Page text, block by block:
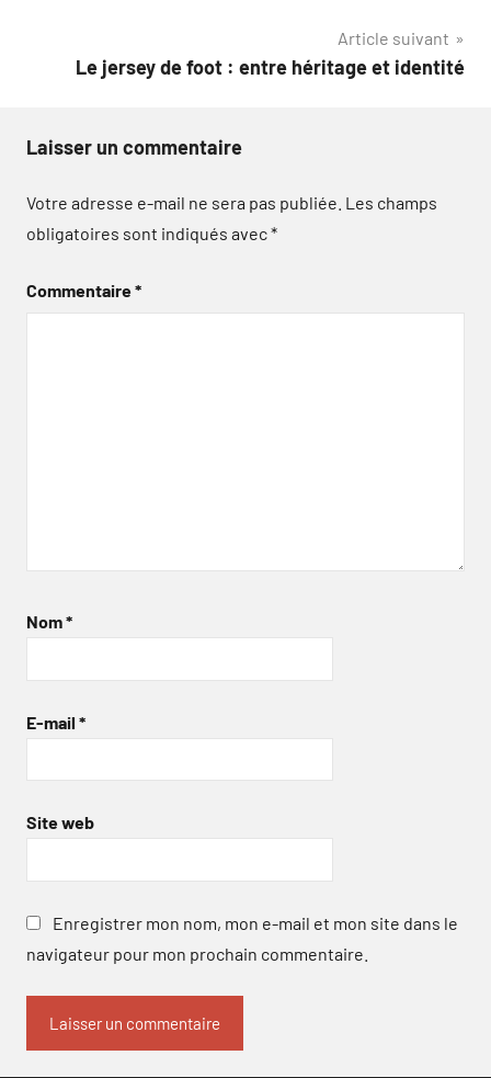
Article suivant
Le jersey de foot : entre héritage et identité
Laisser un commentaire
Votre adresse e-mail ne sera pas publiée. Les champs
obligatoires sont indiqués avec*
Commentaire*
Nom*
E-mail *
Site web
Enregistrer mon nom, mon e-mail et mon site dans le
navigateur pour mon prochain commentaire.